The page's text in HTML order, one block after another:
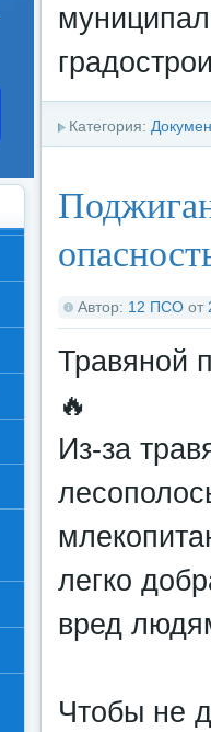
Категория:
Автор: 12 ПСО от
Травяной
🔥
Из-за
легко
вред
Чтобы не